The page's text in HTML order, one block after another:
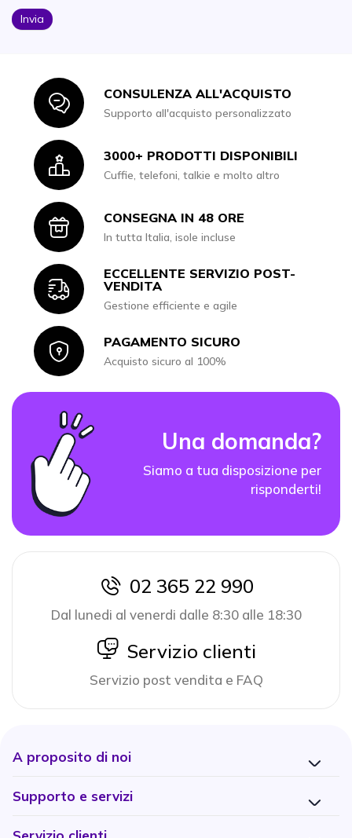
Invia
IconCONSULENZA ALL'ACQUISTO
Supporto all'acquisto personalizzato
Icon3000+ PRODOTTI DISPONIBILI
Cuffie, telefoni, talkie e molto altro
IconCONSEGNA IN 48 ORE
In tutta Italia, isole incluse
Icon
ECCELLENTE SERVIZIO POST-
VENDITA
Gestione efficiente e agile
IconPAGAMENTO SICURO
Acquisto sicuro al 100%
Una domanda?
Siamo a tua disposizione per
risponderti!
icon
02 365 22 990
Dal lunedi al venerdi dalle 8:30 alle 18:30
icon
Servizio clienti
Servizio post vendita e FAQ
A proposito di noi
Supporto e servizi